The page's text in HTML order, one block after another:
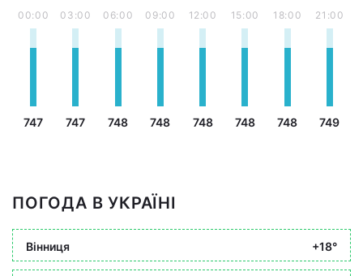
00:00
747
03:00
747
06:00
748
09:00
748
12:00
748
15:00
748
18:00
748
21:00
749
ПОГОДА В УКРАЇНІ
Вінниця +18°